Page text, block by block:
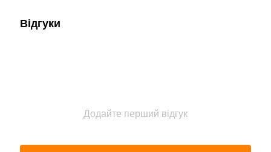
Відгуки
Додайте перший відгук